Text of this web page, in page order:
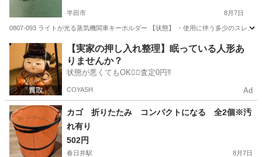
半田市 8月7日
0807-093 ライトが光る蒸気機関車キーホルダー 【状態】 ・使用に伴う多少のスレ
愛知 半田市 その他 蒸気機関車
【実家の押し入れ整理】眠っている人形あ
りませんか？
状態が悪くてもOK🙆‍♀️査定0円‼️
COYASH Ad
カゴ 折りたたみ コンパクトになる 全2個※汚
れ有り
502円
春日井駅 8月7日